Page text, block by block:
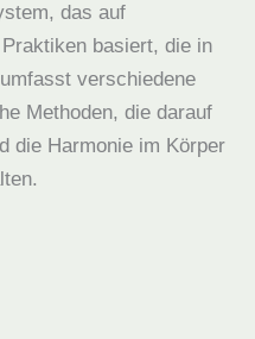
das auf
basiert, die in
verschiedene
Methoden, die darauf
die Harmonie im Körper